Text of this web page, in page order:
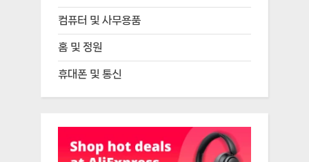
컴퓨터 및 사무용품
홈 및 정원
휴대폰 및 통신